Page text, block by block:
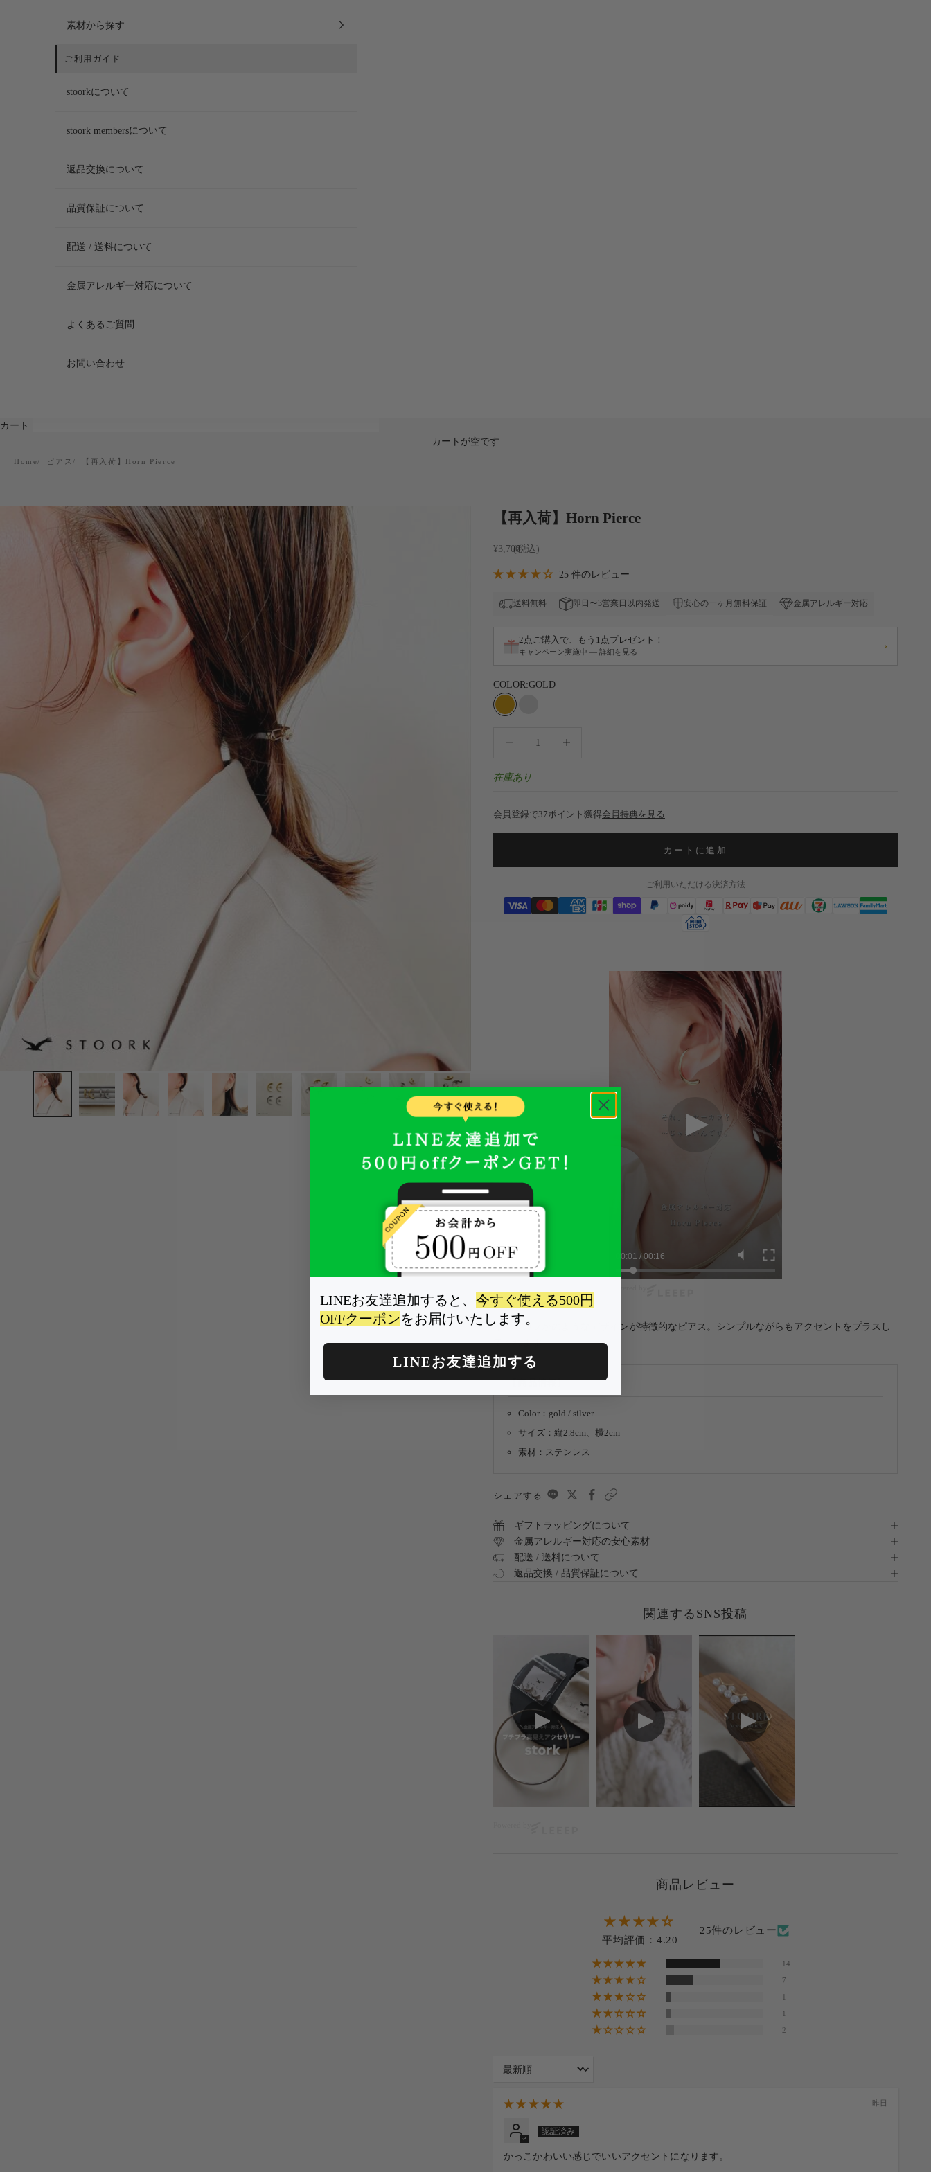
素材から探す
stoorkについて
stoork membersについて
返品交換について
品質保証について
配送 / 送料について
金属アレルギー対応について
よくあるご質問
お問い合わせ
カート
カートが空です
Home ピアス 【再入荷】Horn Pierce
【再入荷】Horn Pierce
セール価格
¥3,700
25 件のレビュー
送料無料 即日〜3営業日以内発送 安心の一ヶ月無料保証 金属アレルギー対応
2点ご購入で、もう1点プレゼント！
キャンペーン実施中 — 詳細を見る ›
COLOR:GOLD
GOLD
在庫あり
会員登録で37ポイント獲得会員特典を見る
カートに追加
ご利用いただける決済方法
00:03 / 00:16
イヤーカフかのようなデザインが特徴的なピアス。シンプルながらもアクセントをプラスし
てくれます。
【商品情報】
Color：gold / silver
サイズ：縦2.8cm、横2cm
素材：ステンレス
シェアする
ギフトラッピングについて
金属アレルギー対応の安心素材
配送 / 送料について
返品交換 / 品質保証について
関連するSNS投稿
商品レビュー
平均評価：4.20
25件のレビュー
14
7
1
1
2
Sort by
昨日
かっこかわいい感じでいいアクセントになります。
LINEお友達追加すると、 今すぐ使える500円
OFFクーポンをお届けいたします。
LINEお友達追加する